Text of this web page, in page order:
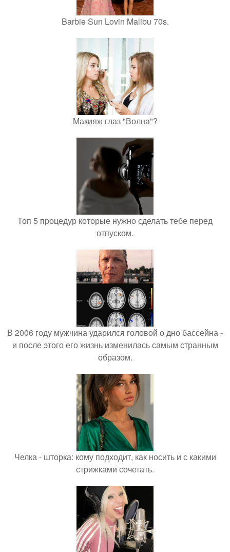
Barbie Sun Lovin Malibu 70s.
Макияж глаз "Волна"?
Топ 5 процедур которые нужно сделать тебе перед
отпуском.
В 2006 году мужчина ударился головой о дно бассейна -
и после этого его жизнь изменилась самым странным
образом.
Челка - шторка: кому подходит, как носить и с какими
стрижками сочетать.